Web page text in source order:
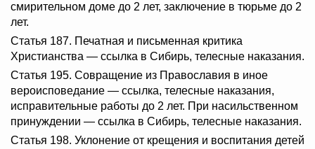
смирительном доме до 2 лет, заключение в тюрьме до 2
лет.
Статья 187. Печатная и письменная критика
Христианства — ссылка в Сибирь, телесные наказания.
Статья 195. Совращение из Православия в иное
вероисповедание — ссылка, телесные наказания,
исправительные работы до 2 лет. При насильственном
принуждении — ссылка в Сибирь, телесные наказания.
Статья 198. Уклонение от крещения и воспитания детей